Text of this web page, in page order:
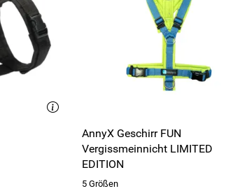
AnnyX Geschirr FUN
Vergissmeinnicht LIMITED
EDITION
5 Größen